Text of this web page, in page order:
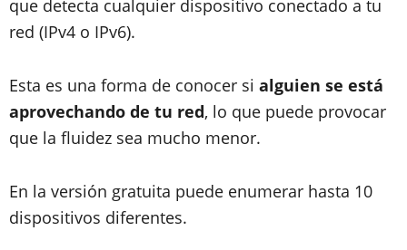
que detecta cualquier dispositivo conectado a tu
red (IPv4 o IPv6).
Esta es una forma de conocer si alguien se está
aprovechando de tu red, lo que puede provocar
que la fluidez sea mucho menor.
En la versión gratuita puede enumerar hasta 10
dispositivos diferentes.